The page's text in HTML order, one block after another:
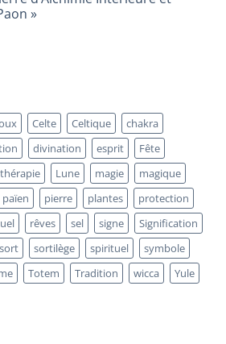
»
»
Celte Celtique
chakra
divination esprit
Fête
Lune magie
magique
païen pierre plantes
protection
rêves sel signe
Signification
sort sortilège spirituel
symbole
Totem Tradition wicca
Yule